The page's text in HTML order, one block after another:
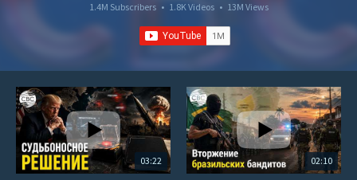
1.4M Subscribers • 1.8K Videos • 13M Views
03:22 02:10